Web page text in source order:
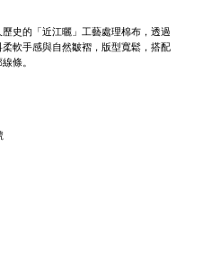
歷史的「近江曬」工藝處理棉布，透過
軟手感與自然皺褶， 版型寬鬆，搭配
條。